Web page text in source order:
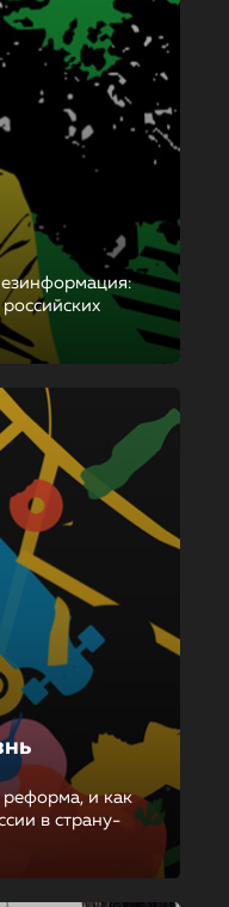
реформа, и как
в страну-